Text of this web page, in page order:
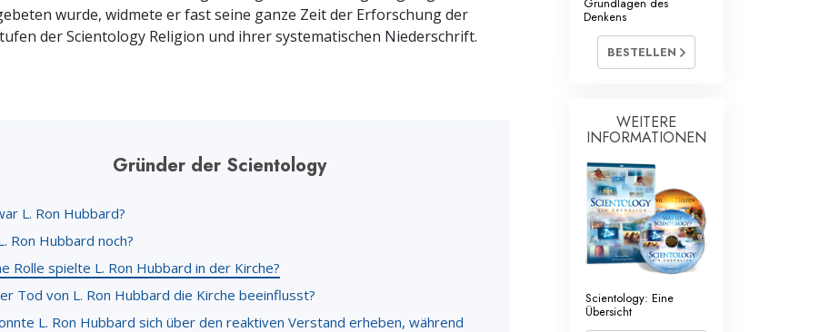
Liebe und Hass – Was ist Größe?
Ehrenamtliche Scientology Geistliche
wurde, widmete er fast seine ganze Zeit der Erforschung der
der Scientology Religion und ihrer systematischen Niederschrift.
Gründer der Scientology
L. Ron Hubbard?
Ron Hubbard noch?
Rolle spielte L. Ron Hubbard in der Kirche?
Tod von L. Ron Hubbard die Kirche beeinflusst?
L. Ron Hubbard sich über den reaktiven Verstand erheben, während
Grundlagen des
Denkens
BESTELLEN
WEITERE
INFORMATIONEN
Scientology: Eine
Übersicht